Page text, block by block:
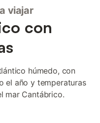
viajar
con
húmedo, con
el año y temperaturas
mar Cantábrico.